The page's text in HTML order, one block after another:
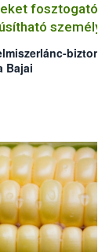
fosztogató
személy
Bajai
fosztogató
az
30 zsák
melles
villanymotor